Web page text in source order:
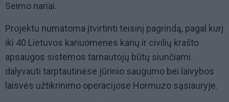
Seimo nariai.
Projektu numatoma įtvirtinti teisinį pagrindą, pagal kurį
iki 40 Lietuvos kariuomenės karių ir civilių krašto
apsaugos sistemos tarnautojų būtų siunčiami
dalyvauti tarptautinėse jūrinio saugumo bei laivybos
laisvės užtikrinimo operacijose Hormuzo sąsiauryje.